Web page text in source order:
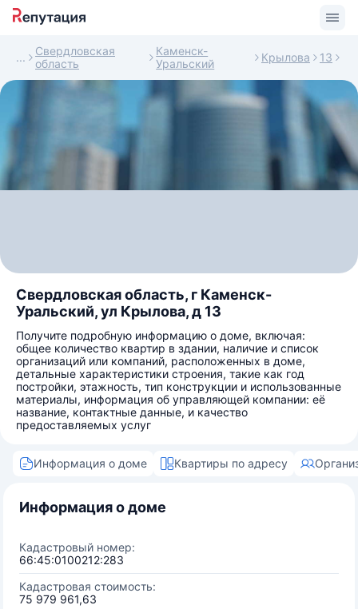
Свердловская
область
Каменск-
Уральский
Крылова 13
Свердловская область, г Каменск-
Уральский, ул Крылова, д 13
Получите подробную информацию о доме, включая:
общее количество квартир в здании, наличие и список
организаций или компаний, расположенных в доме,
детальные характеристики строения, такие как год
постройки, этажность, тип конструкции и использованные
материалы, информация об управляющей компании: её
название, контактные данные, и качество
предоставляемых услуг
Информация о доме Квартиры по адресу
Информация о доме
Кадастровый номер:
66:45:0100212:283
Кадастровая стоимость:
75 979 961,63